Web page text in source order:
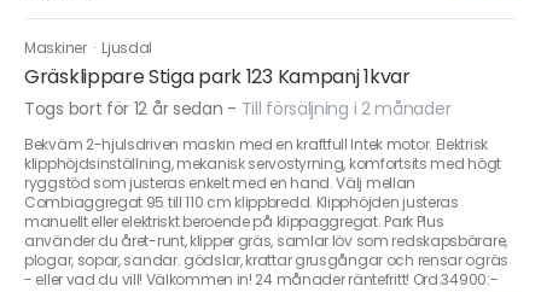
Maskiner · Ljusdal
Gräsklippare Stiga park 123 Kampanj 1kvar
Togs bort för 12 år sedan - Till försäljning i 2 månader
Bekväm 2-hjulsdriven maskin med en kraftfull Intek motor. Elektrisk
klipphöjdsinställning, mekanisk servostyrning, komfortsits med högt
ryggstöd som justeras enkelt med en hand. Välj mellan
Combiaggregat 95 till 110 cm klippbredd. Klipphöjden justeras
manuellt eller elektriskt beroende på klippaggregat. Park Plus
använder du året-runt, klipper gräs, samlar löv som redskapsbärare,
plogar, sopar, sandar. gödslar, krattar grusgångar och rensar ogräs
- eller vad du vill! Välkommen in! 24 månader räntefritt! Ord.34900:-